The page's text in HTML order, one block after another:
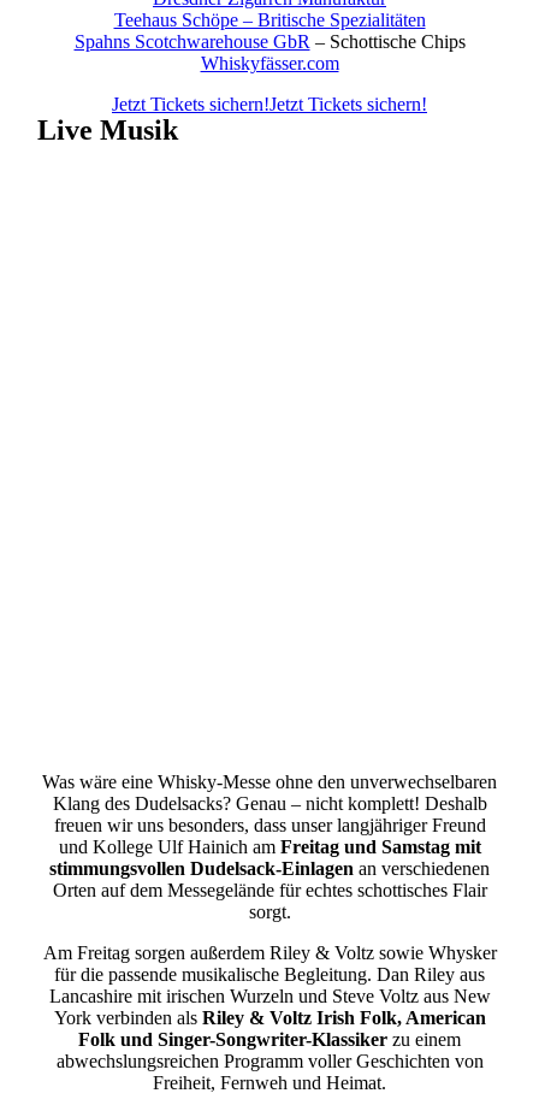
Teehaus Schöpe – Britische Spezialitäten
Spahns Scotchwarehouse GbR – Schottische Chips
Whiskyfässer.com
Jetzt Tickets sichern!Jetzt Tickets sichern!
Live Musik
Was wäre eine Whisky-Messe ohne den unverwechselbaren
Klang des Dudelsacks? Genau – nicht komplett! Deshalb
freuen wir uns besonders, dass unser langjähriger Freund
und Kollege Ulf Hainich am Freitag und Samstag mit
stimmungsvollen Dudelsack-Einlagen an verschiedenen
Orten auf dem Messegelände für echtes schottisches Flair
sorgt.
Am Freitag sorgen außerdem Riley & Voltz sowie Whysker
für die passende musikalische Begleitung. Dan Riley aus
Lancashire mit irischen Wurzeln und Steve Voltz aus New
York verbinden als Riley & Voltz Irish Folk, American
Folk und Singer-Songwriter-Klassiker zu einem
abwechslungsreichen Programm voller Geschichten von
Freiheit, Fernweh und Heimat.